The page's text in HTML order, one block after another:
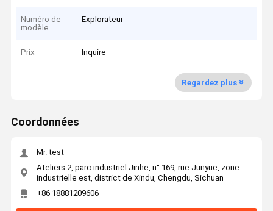
Numéro de
modèle
Explorateur
Prix Inquire
Regardez plus
Coordonnées
Mr. test
Ateliers 2, parc industriel Jinhe, n° 169, rue Junyue, zone
industrielle est, district de Xindu, Chengdu, Sichuan
+86 18881209606